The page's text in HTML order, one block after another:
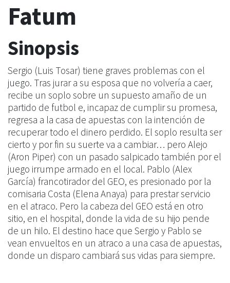
Fatum
Sinopsis
Sergio (Luis Tosar) tiene graves problemas con el
juego. Tras jurar a su esposa que no volvería a caer,
recibe un soplo sobre un supuesto amaño de un
partido de futbol e, incapaz de cumplir su promesa,
regresa a la casa de apuestas con la intención de
recuperar todo el dinero perdido. El soplo resulta ser
cierto y por fin su suerte va a cambiar… pero Alejo
(Aron Piper) con un pasado salpicado también por el
juego irrumpe armado en el local. Pablo (Alex
García) francotirador del GEO, es presionado por la
comisaria Costa (Elena Anaya) para prestar servicio
en el atraco. Pero la cabeza del GEO está en otro
sitio, en el hospital, donde la vida de su hijo pende
de un hilo. El destino hace que Sergio y Pablo se
vean envueltos en un atraco a una casa de apuestas,
donde un disparo cambiará sus vidas para siempre.